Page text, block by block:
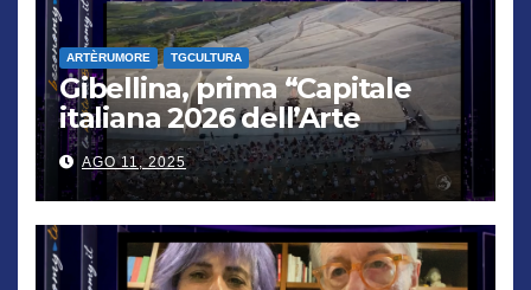
ARTÈRUMORE TGCULTURA
Gibellina, prima “Capitale
italiana 2026 dell’Arte
contemporanea”
AGO 11, 2025